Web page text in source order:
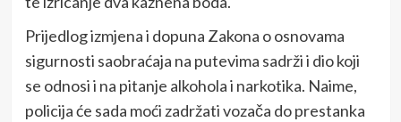
Prijedlog izmjena i dopuna Zakona o osnovama
sigurnosti saobraćaja na putevima sadrži i dio koji
se odnosi i na pitanje alkohola i narkotika. Naime,
policija će sada moći zadržati vozača do prestanka